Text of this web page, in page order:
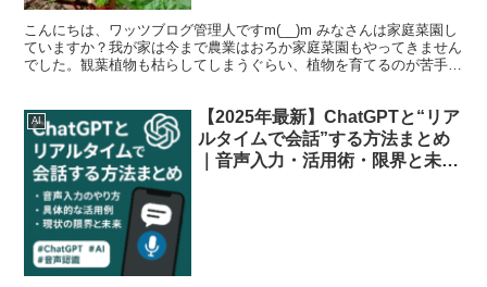
こんにちは、ワッツブログ管理人ですm(__)m みなさんは家庭菜園し
ていますか？我が家は今まで農業はおろか家庭菜園もやってきません
でした。観葉植物も枯らしてしまうぐらい、植物を育てるのが苦手で
AI
【2025年最新】ChatGPTと“リア
ルタイムで会話”する方法まとめ
｜音声入力・活用術・限界と未来